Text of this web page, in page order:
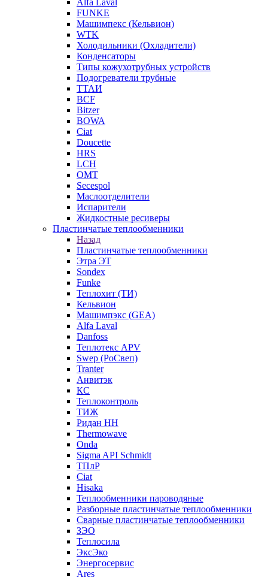
Alfa Laval
FUNKE
Машимпекс (Кельвион)
WTK
Холодильники (Охладители)
Конденсаторы
Типы кожухотрубных устройств
Подогреватели трубные
ТТАИ
BCF
Bitzer
BOWA
Ciat
Doucette
HRS
LCH
OMT
Secespol
Маслоотделители
Испарители
Жидкостные ресиверы
Пластинчатые теплообменники
Назад
Пластинчатые теплообменники
Этра ЭТ
Sondex
Funke
Теплохит (ТИ)
Кельвион
Машимпэкс (GEA)
Alfa Laval
Danfoss
Теплотекс APV
Swep (РоСвеп)
Tranter
Анвитэк
КС
Теплоконтроль
ТИЖ
Ридан НН
Thermowave
Onda
Sigma API Schmidt
ТПлР
Ciat
Hisaka
Теплообменники пароводяные
Разборные пластинчатые теплообменники
Сварные пластинчатые теплообменники
ЗЭО
Теплосила
ЭксЭко
Энергосервис
Ares